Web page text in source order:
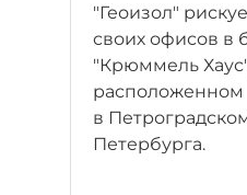
"Геоизол"
своих офисов в
"Крюммель
расположенном
в
Петербурга.